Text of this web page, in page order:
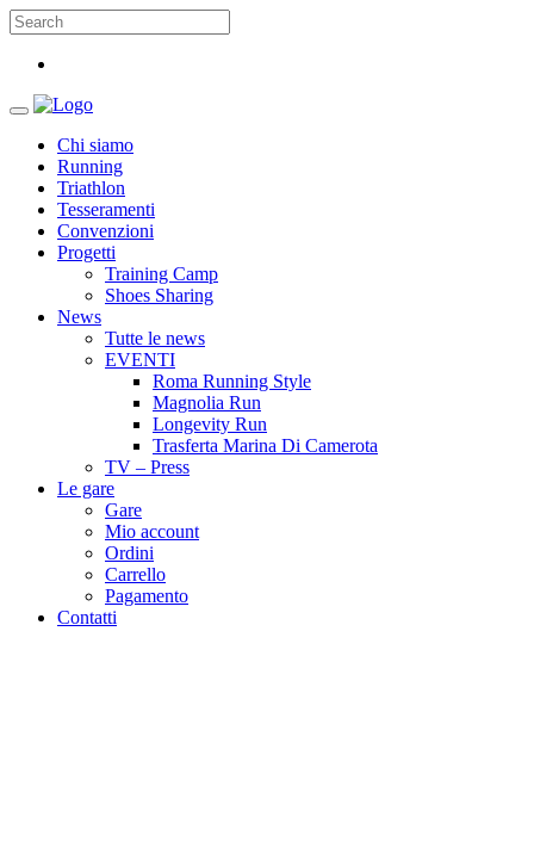
Chi siamo
Running
Triathlon
Tesseramenti
Convenzioni
Progetti
Training Camp
Shoes Sharing
News
Tutte le news
EVENTI
Roma Running Style
Magnolia Run
Longevity Run
Trasferta Marina Di Camerota
TV – Press
Le gare
Gare
Mio account
Ordini
Carrello
Pagamento
Contatti